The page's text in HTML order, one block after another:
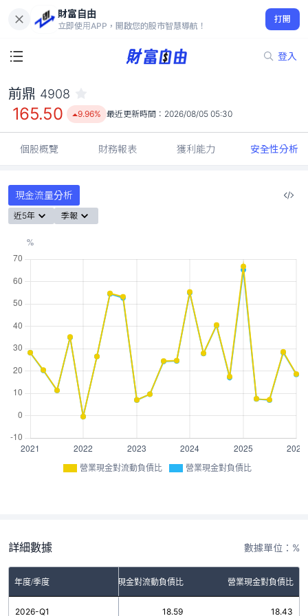
財富自由
立即使用APP，開啟您的股市智慧導航！
打開
登入
165.50
9.96%
前鼎 4908
165.50 9.96% 最近更新時間： 2026/08/05 05:30
個股概覽 財務報表 獲利能力 安全性分析
現金流量分析
近5年 季報
營業現金對流動負債比 營業現金對負債比
詳細數據 數據單位：%
年度/季度 營業現金對流動負債比 營業現金對負債比
2026-Q1 18.59 18.43